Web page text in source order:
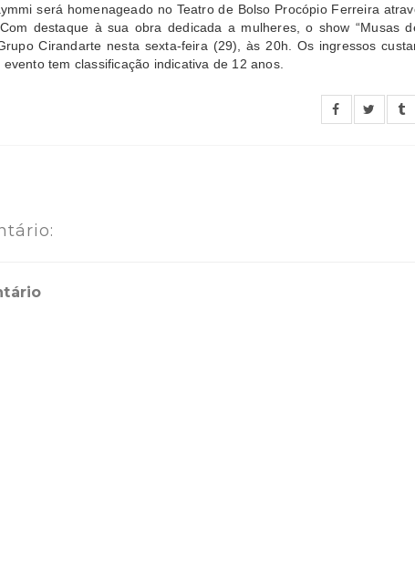
será homenageado no Teatro de Bolso Procópio Ferreira
destaque à sua obra dedicada a mulheres, o show “Musas
Cirandarte nesta sexta-feira (29), às 20h. Os ingressos
tem classificação indicativa de 12 anos.